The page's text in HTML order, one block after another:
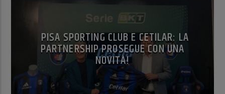
PISA SPORTING CLUB E CETILAR: LA
PARTNERSHIP PROSEGUE CON UNA
NOVITÀ!